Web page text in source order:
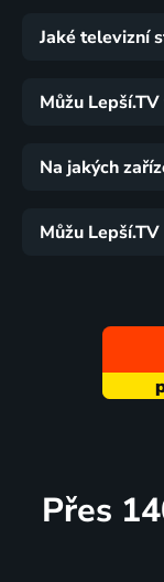
Jaké televizní
Můžu
Na jakých
Můžu
Přes